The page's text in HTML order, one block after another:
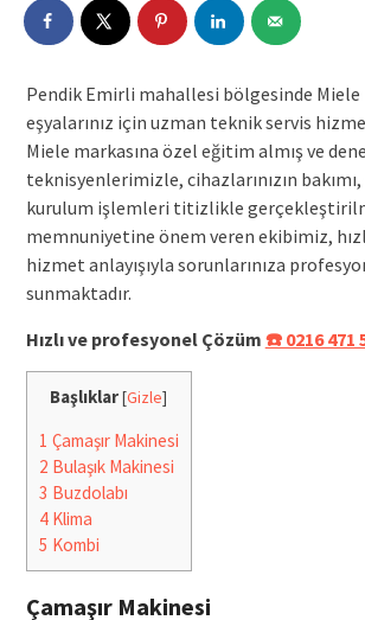
Pendik Emirli mahallesi bölgesinde Miele
eşyalarınız için uzman teknik servis
Miele markasına özel eğitim almış ve
teknisyenlerimizle, cihazlarınızın bakımı,
kurulum işlemleri titizlikle
memnuniyetine önem veren ekibimiz,
hizmet anlayışıyla sorunlarınıza
sunmaktadır.
Hızlı ve profesyonel Çözüm ☎️ 0216 471
Başlıklar[Gizle]
1 Çamaşır Makinesi
2 Bulaşık Makinesi
3 Buzdolabı
4Klima
5 Kombi
Çamaşır Makinesi